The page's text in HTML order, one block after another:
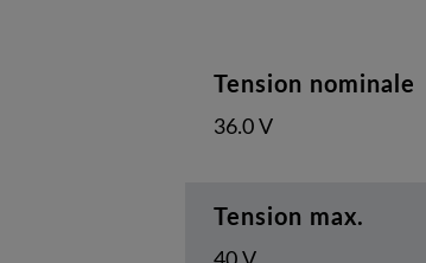
Tension nominale
36.0 V
Tension max.